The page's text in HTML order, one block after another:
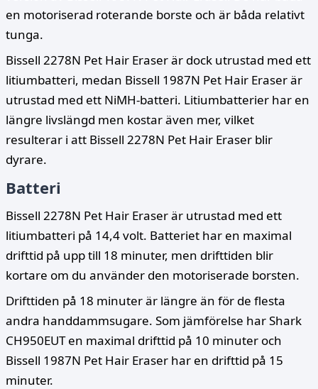
en motoriserad roterande borste och är båda relativt
tunga.
Bissell 2278N Pet Hair Eraser är dock utrustad med ett
litiumbatteri, medan Bissell 1987N Pet Hair Eraser är
utrustad med ett NiMH-batteri. Litiumbatterier har en
längre livslängd men kostar även mer, vilket
resulterar i att Bissell 2278N Pet Hair Eraser blir
dyrare.
Batteri
Bissell 2278N Pet Hair Eraser är utrustad med ett
litiumbatteri på 14,4 volt. Batteriet har en maximal
drifttid på upp till 18 minuter, men drifttiden blir
kortare om du använder den motoriserade borsten.
Drifttiden på 18 minuter är längre än för de flesta
andra handdammsugare. Som jämförelse har Shark
CH950EUT en maximal drifttid på 10 minuter och
Bissell 1987N Pet Hair Eraser har en drifttid på 15
minuter.